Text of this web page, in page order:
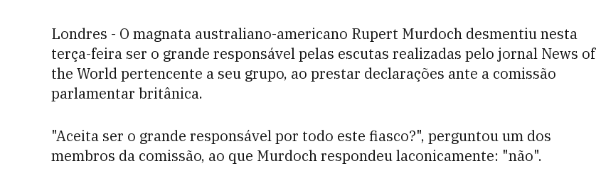
Londres - O magnata australiano-americano Rupert Murdoch desmentiu nesta
terça-feira ser o grande responsável pelas escutas realizadas pelo jornal News of
the World pertencente a seu grupo, ao prestar declarações ante a comissão
parlamentar britânica.
"Aceita ser o grande responsável por todo este fiasco?", perguntou um dos
membros da comissão, ao que Murdoch respondeu laconicamente: "não".